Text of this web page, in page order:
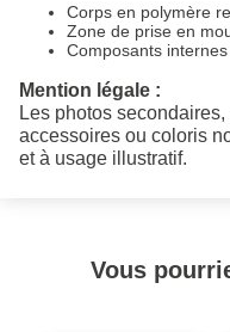
Corps en polymère
Zone de prise en
Composants
Mention légale :
Les photos
accessoires ou coloris
et à usage illustratif.
Vous